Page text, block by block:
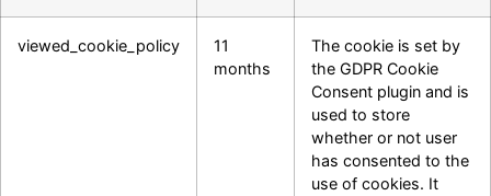
viewed_cookie_policy
11
months
The cookie is set by
the GDPR Cookie
Consent plugin and is
used to store
whether or not user
has consented to the
use of cookies. It